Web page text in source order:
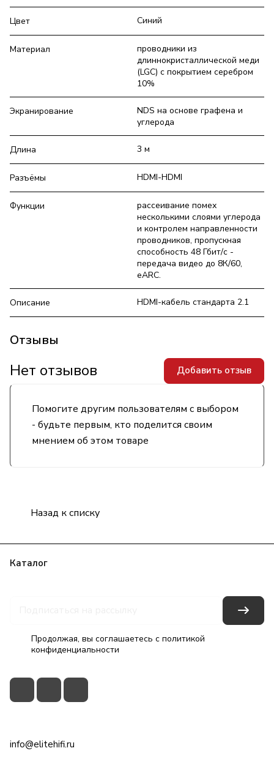
Цвет Синий
Материал
проводники из
длиннокристаллической меди
(LGC) с покрытием серебром
10%
Экранирование
NDS на основе графена и
углерода
Длина 3 м
Разъёмы HDMI-HDMI
Функции
рассеивание помех
несколькими слоями углерода
и контролем направленности
проводников, пропускная
способность 48 Гбит/с -
передача видео до 8К/60,
eARC.
Описание HDMI-кабель стандарта 2.1
Отзывы
Помогите другим пользователям с выбором
- будьте первым, кто поделится своим
мнением об этом товаре
Нет отзывов Добавить отзыв
Назад к списку
Каталог
Продолжая, вы соглашаетесь с политикой
конфиденциальности
info@elitehifi.ru